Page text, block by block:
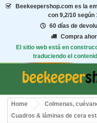
Beekeepershop.com es la
con 9,2/10 según
60 días de
Compra
El sitio web está en
traduciendo el
Home
Colmenas,
Cuadros & láminas de cera